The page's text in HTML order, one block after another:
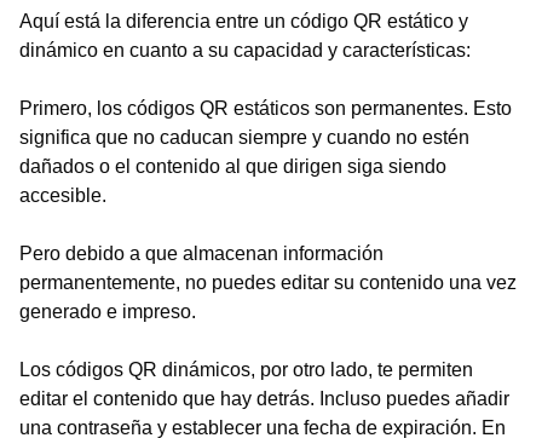
Aquí está la diferencia entre un código QR estático y
dinámico en cuanto a su capacidad y características:
Primero, los códigos QR estáticos son permanentes. Esto
significa que no caducan siempre y cuando no estén
dañados o el contenido al que dirigen siga siendo
accesible.
Pero debido a que almacenan información
permanentemente, no puedes editar su contenido una vez
generado e impreso.
Los códigos QR dinámicos, por otro lado, te permiten
editar el contenido que hay detrás. Incluso puedes añadir
una contraseña y establecer una fecha de expiración. En